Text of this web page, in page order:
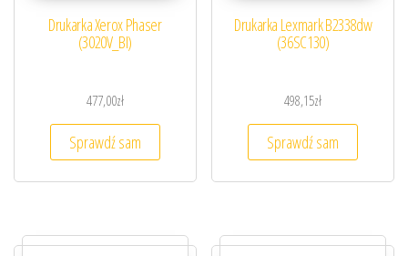
Drukarka Xerox Phaser
(3020V_BI)
477,00zł
Sprawdź sam
Drukarka Lexmark B2338dw
(36SC130)
498,15zł
Sprawdź sam